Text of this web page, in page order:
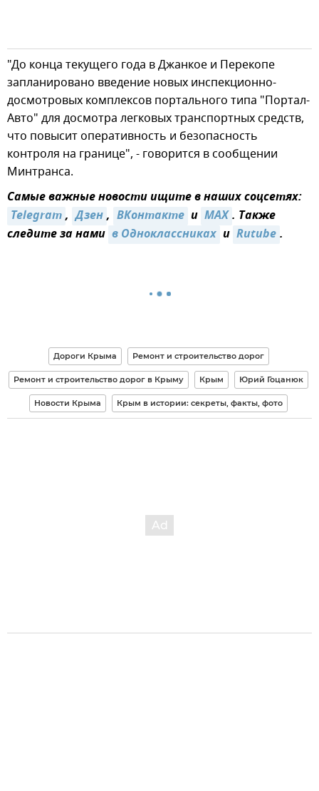
"До конца текущего года в Джанкое и Перекопе
запланировано введение новых инспекционно-
досмотровых комплексов портального типа "Портал-
Авто" для досмотра легковых транспортных средств,
что повысит оперативность и безопасность
контроля на границе", - говорится в сообщении
Минтранса.
Самые важные новости ищите в наших соцсетях:
Telegram, Дзен, ВКонтакте и MAX. Также
следите за нами в Одноклассниках и Rutube.
Дороги Крыма Ремонт и строительство дорог
Ремонт и строительство дорог в Крыму Крым Юрий Гоцанюк
Новости Крыма Крым в истории: секреты, факты, фото